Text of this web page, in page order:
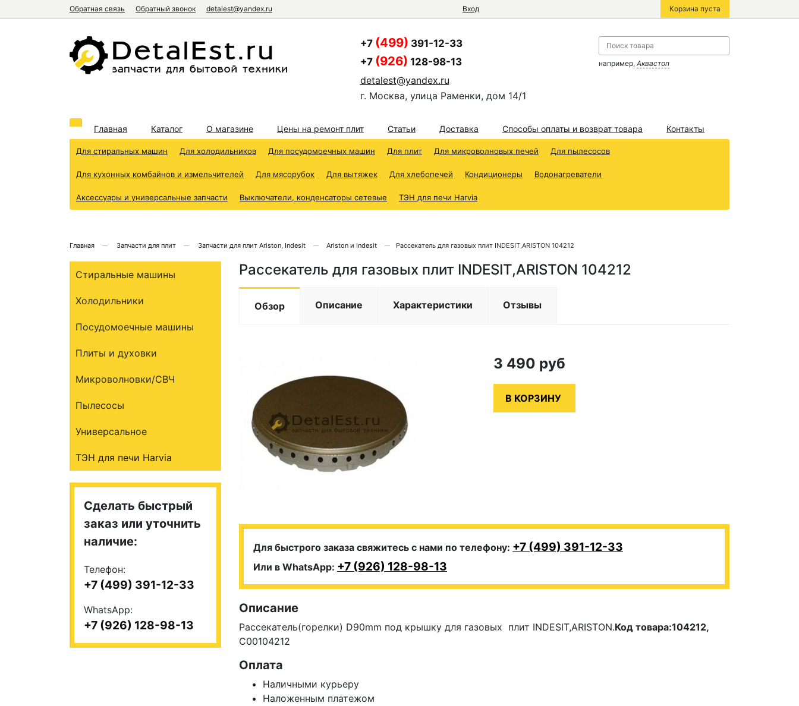
Обратная связь Обратный звонок detalest@yandex.ru Вход Корзина пуста
+7 (499) 391-12-33
+7 (926) 128-98-13
detalest@yandex.ru
г. Москва, улица Раменки, дом 14/1
например, Аквастоп
Главная Каталог О магазине Цены на ремонт плит Статьи Доставка Способы оплаты и возврат товара Контакты
Для стиральных машин Для холодильников Для посудомоечных машин Для плит Для микроволновых печей Для пылесосов
Для кухонных комбайнов и измельчителей Для мясорубок Для вытяжек Для хлебопечей Кондиционеры Водонагреватели
Аксессуары и универсальные запчасти Выключатели, конденсаторы сетевые ТЭН для печи Harvia
Главная Запчасти для плит Запчасти для плит Ariston, Indesit Ariston и Indesit Рассекатель для газовых плит INDESIT,ARISTON 104212
Рассекатель для газовых плит INDESIT,ARISTON 104212
Обзор Описание Характеристики Отзывы
3 490 руб
Для быстрого заказа свяжитесь с нами по телефону: +7 (499) 391-12-33
Или в WhatsApp: +7 (926) 128-98-13
Описание
Рассекатель(горелки) D90mm под крышку для газовых плит INDESIT,ARISTON.Код товара:104212,
C00104212
Оплата
Наличными курьеру
Наложенным платежом
Стиральные машины
Холодильники
Посудомоечные машины
Плиты и духовки
Микроволновки/СВЧ
Пылесосы
Универсальное
ТЭН для печи Harvia
Сделать быстрый
заказ или уточнить
наличие:
Телефон:
+7 (499) 391-12-33
WhatsApp:
+7 (926) 128-98-13